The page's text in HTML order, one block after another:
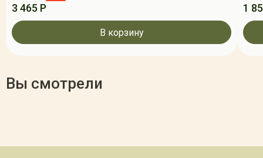
3 465 Р
В корзину
1
Вы смотрели